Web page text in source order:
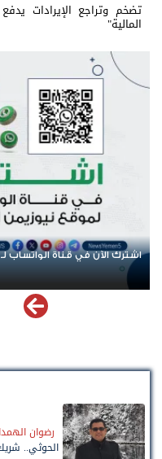
تضخم وتراجع الإيرادات
المالية"
عودة الرحلات الدولية إلى
رضوان
الحوثي..